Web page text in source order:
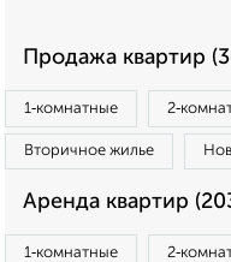
Продажа квартир
1‑комнатные
Вторичное жилье
Аренда квартир
1‑комнатные